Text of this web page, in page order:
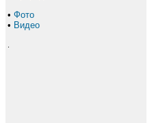
• Фото
• Видео